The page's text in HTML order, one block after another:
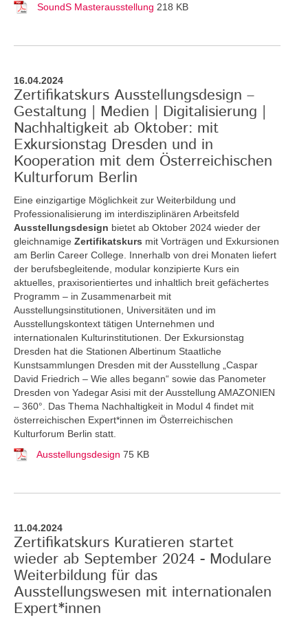
SoundS Masterausstellung 218 KB
16.04.2024
Zertifikatskurs Ausstellungsdesign –
Gestaltung | Medien | Digitalisierung |
Nachhaltigkeit ab Oktober: mit
Exkursionstag Dresden und in
Kooperation mit dem Österreichischen
Kulturforum Berlin
Eine einzigartige Möglichkeit zur Weiterbildung und
Professionalisierung im interdisziplinären Arbeitsfeld
Ausstellungsdesign bietet ab Oktober 2024 wieder der
gleichnamige Zertifikatskurs mit Vorträgen und Exkursionen
am Berlin Career College. Innerhalb von drei Monaten liefert
der berufsbegleitende, modular konzipierte Kurs ein
aktuelles, praxisorientiertes und inhaltlich breit gefächertes
Programm – in Zusammenarbeit mit
Ausstellungsinstitutionen, Universitäten und im
Ausstellungskontext tätigen Unternehmen und
internationalen Kulturinstitutionen. Der Exkursionstag
Dresden hat die Stationen Albertinum Staatliche
Kunstsammlungen Dresden mit der Ausstellung „Caspar
David Friedrich – Wie alles begann“ sowie das Panometer
Dresden von Yadegar Asisi mit der Ausstellung AMAZONIEN
– 360°. Das Thema Nachhaltigkeit in Modul 4 findet mit
österreichischen Expert*innen im Österreichischen
Kulturforum Berlin statt.
Ausstellungsdesign 75 KB
11.04.2024
Zertifikatskurs Kuratieren startet
wieder ab September 2024 - Modulare
Weiterbildung für das
Ausstellungswesen mit internationalen
Expert*innen